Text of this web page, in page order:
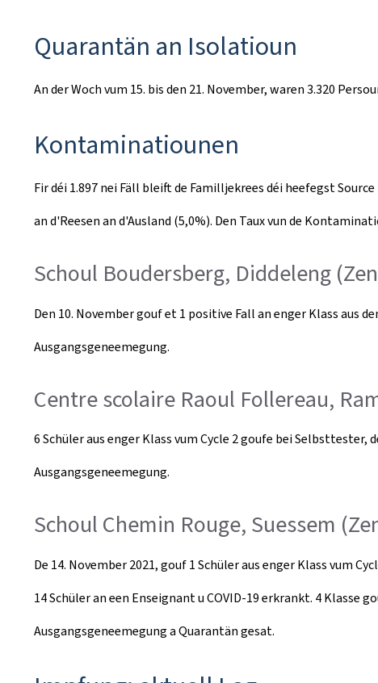
Quarantän an Isolatioun
An der Woch vum 15. bis den 21. November, waren 3.320
Kontaminatiounen
Fir déi 1.897 nei Fäll bleift de Familljekrees déi heefegst
an d'Reesen an d'Ausland (5,0%). Den Taux vun de
Schoul Boudersberg, Diddeleng
Den 10. November gouf et 1 positive Fall an enger Klass aus
Ausgangsgeneemegung.
Centre scolaire Raoul Follereau,
6 Schüler aus enger Klass vum Cycle 2 goufe bei
Ausgangsgeneemegung.
Schoul Chemin Rouge, Suessem
De 14. November 2021, gouf 1 Schüler aus enger Klass vum
14 Schüler an een Enseignant u COVID-19 erkrankt. 4
Ausgangsgeneemegung a Quarantän gesat.